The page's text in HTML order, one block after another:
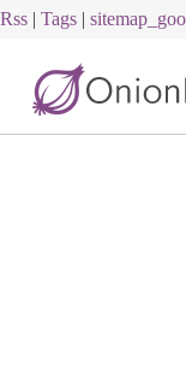
Rss | Tags |